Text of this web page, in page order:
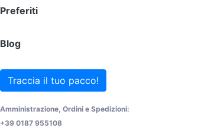
Preferiti
Blog
Traccia il tuo pacco!
Amministrazione, Ordini e Spedizioni:
+39 0187 955108